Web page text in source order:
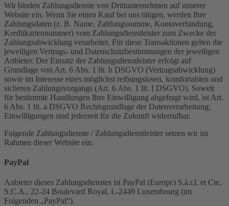
Wir binden Zahlungsdienste von Drittunternehmen auf unserer
Website ein. Wenn Sie einen Kauf bei uns tätigen, werden Ihre
Zahlungsdaten (z. B. Name, Zahlungssumme, Kontoverbindung,
Kreditkartennummer) vom Zahlungsdienstleister zum Zwecke der
Zahlungsabwicklung verarbeitet. Für diese Transaktionen gelten die
jeweiligen Vertrags- und Datenschutzbestimmungen der jeweiligen
Anbieter. Der Einsatz der Zahlungsdienstleister erfolgt auf
Grundlage von Art. 6 Abs. 1 lit. b DSGVO (Vertragsabwicklung)
sowie im Interesse eines möglichst reibungslosen, komfortablen und
sicheren Zahlungsvorgangs (Art. 6 Abs. 1 lit. f DSGVO). Soweit
für bestimmte Handlungen Ihre Einwilligung abgefragt wird, ist Art.
6 Abs. 1 lit. a DSGVO Rechtsgrundlage der Datenverarbeitung;
Einwilligungen sind jederzeit für die Zukunft widerrufbar.
Folgende Zahlungsdienste / Zahlungsdienstleister setzen wir im
Rahmen dieser Website ein:
PayPal
Anbieter dieses Zahlungsdienstes ist PayPal (Europe) S.à.r.l. et Cie,
S.C.A., 22-24 Boulevard Royal, L-2449 Luxembourg (im
Folgenden „PayPal“).